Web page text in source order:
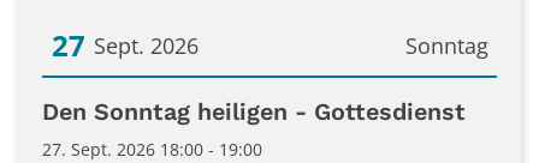
Sonntag
27 Sept. 2026
Datum: 27. September 2026
Den Sonntag heiligen - Gottesdienst
27. Sept. 2026 18:00 - 19:00